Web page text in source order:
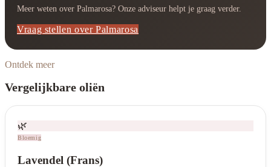
Meer weten over Palmarosa? Onze adviseur helpt je graag verder.
Vraag stellen over Palmarosa
Ontdek meer
Vergelijkbare oliën
🌿
Bloemig
Lavendel (Frans)